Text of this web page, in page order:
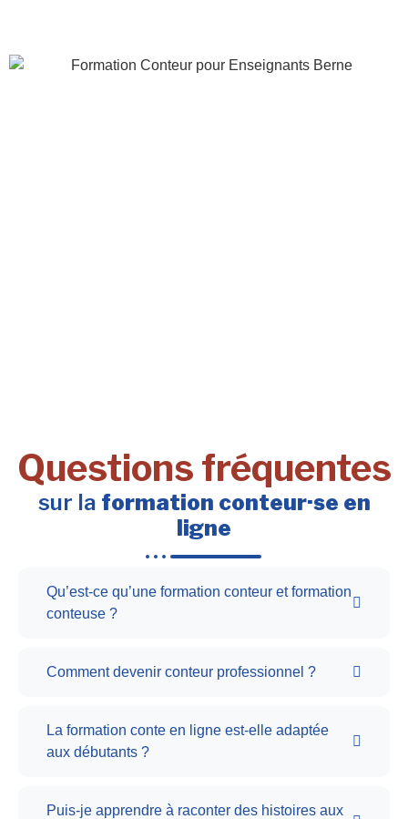
Questions fréquentes
sur la formation conteur·se en
ligne
Qu’est-ce qu’une formation conteur et formation
conteuse ?
Comment devenir conteur professionnel ?
La formation conte en ligne est-elle adaptée
aux débutants ?
Puis-je apprendre à raconter des histoires aux